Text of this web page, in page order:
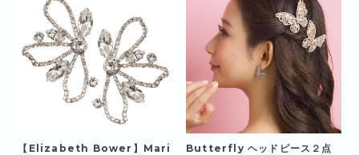
【Elizabeth Bower】Mari
Butterfly ヘッドピース２点